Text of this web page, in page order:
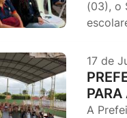
(03), o
17 de
A